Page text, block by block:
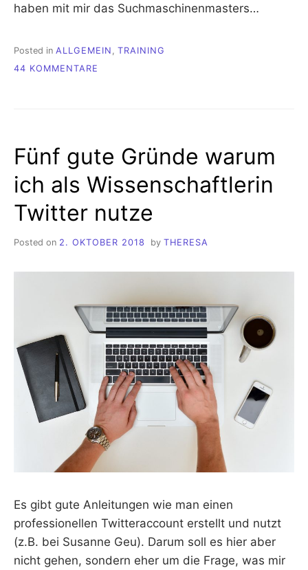
haben mit mir das Suchmaschinenmasters…
Posted in ALLGEMEIN , TRAINING
44 KOMMENTARE
Fünf gute Gründe warum
ich als Wissenschaftlerin
Twitter nutze
Posted on 2. OKTOBER 2018 by THERESA
Es gibt gute Anleitungen wie man einen
professionellen Twitteraccount erstellt und nutzt
(z.B. bei Susanne Geu). Darum soll es hier aber
nicht gehen, sondern eher um die Frage, was mir